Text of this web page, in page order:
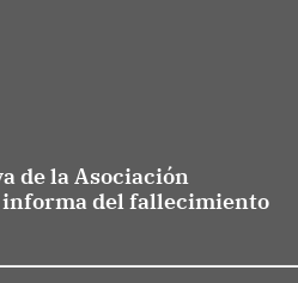
de la Asociación
informa del fallecimiento